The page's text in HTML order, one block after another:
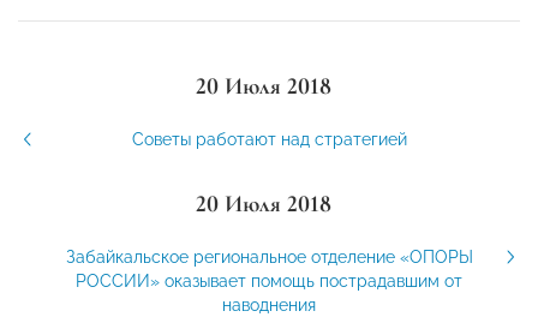
20 Июля 2018
Советы работают над стратегией
20 Июля 2018
Забайкальское региональное отделение «ОПОРЫ
РОССИИ» оказывает помощь пострадавшим от
наводнения